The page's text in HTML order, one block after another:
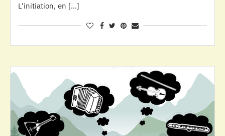
L’initiation, en […]